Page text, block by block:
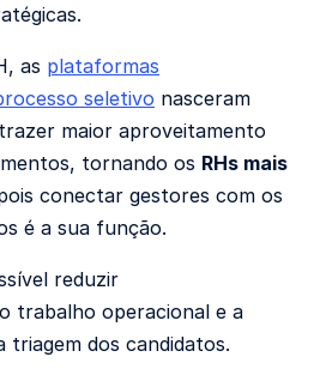
as plataformas
seletivo nasceram
maior aproveitamento
tornando os RHs mais
conectar gestores com os
é a sua função.
reduzir
trabalho operacional e a
triagem dos candidatos.